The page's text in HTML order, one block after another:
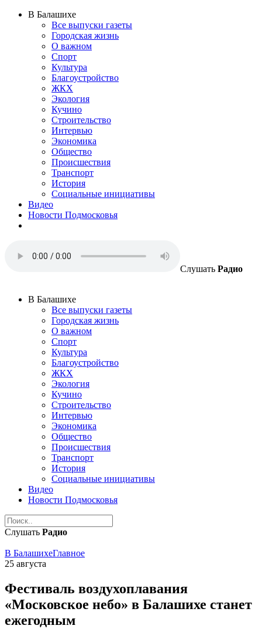
В Балашихе
Все выпуски газеты
Городская жизнь
О важном
Спорт
Культура
Благоустройство
ЖКХ
Экология
Кучино
Строительство
Интервью
Экономика
Общество
Происшествия
Транспорт
История
Социальные инициативы
Видео
Новости Подмосковья
Слушать Радио
В Балашихе
Все выпуски газеты
Городская жизнь
О важном
Спорт
Культура
Благоустройство
ЖКХ
Экология
Кучино
Строительство
Интервью
Экономика
Общество
Происшествия
Транспорт
История
Социальные инициативы
Видео
Новости Подмосковья
Слушать Радио
В БалашихеГлавное
25 августа
Фестиваль воздухоплавания
«Московское небо» в Балашихе станет
ежегодным